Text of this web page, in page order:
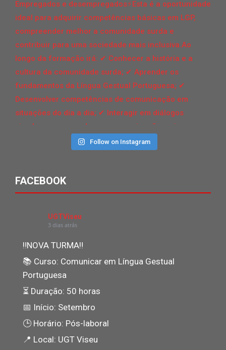
Follow on Instagram
FACEBOOK
UGTViseu
3 dias atrás
‼NOVA TURMA‼
📚 Curso: Comunicar em Língua Gestual
Portuguesa
⏳ Duração: 50 horas
📅 Início: Setembro
🕒 Horário: Pós-laboral
📍 Local: UGT Viseu